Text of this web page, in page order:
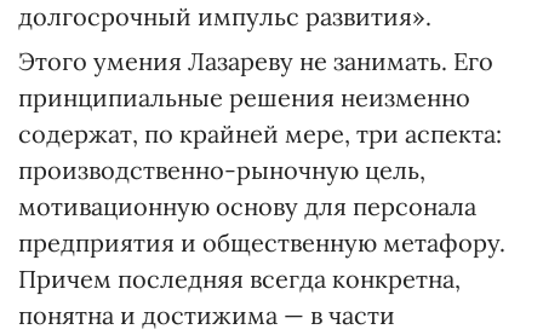
долгосрочный импульс развития».
Этого умения Лазареву не занимать. Его
принципиальные решения неизменно
содержат, по крайней мере, три аспекта:
производственно-рыночную цель,
мотивационную основу для персонала
предприятия и общественную метафору.
Причем последняя всегда конкретна,
понятна и достижима — в части